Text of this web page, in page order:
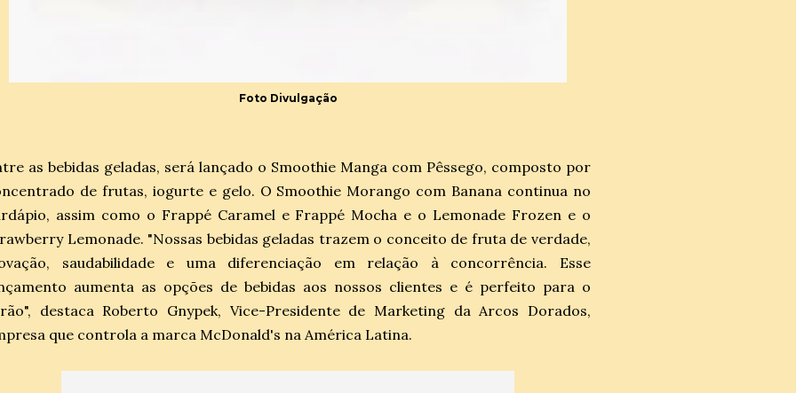
Foto Divulgação
as bebidas geladas, será lançado o Smoothie Manga com Pêssego, composto por
de frutas, iogurte e gelo. O Smoothie Morango com Banana continua no
assim como o Frappé Caramel e Frappé Mocha e o Lemonade Frozen e o
Lemonade. "Nossas bebidas geladas trazem o conceito de fruta de verdade,
saudabilidade e uma diferenciação em relação à concorrência. Esse
aumenta as opções de bebidas aos nossos clientes e é perfeito para o
destaca Roberto Gnypek, Vice-Presidente de Marketing da Arcos Dorados,
que controla a marca McDonald's na América Latina.